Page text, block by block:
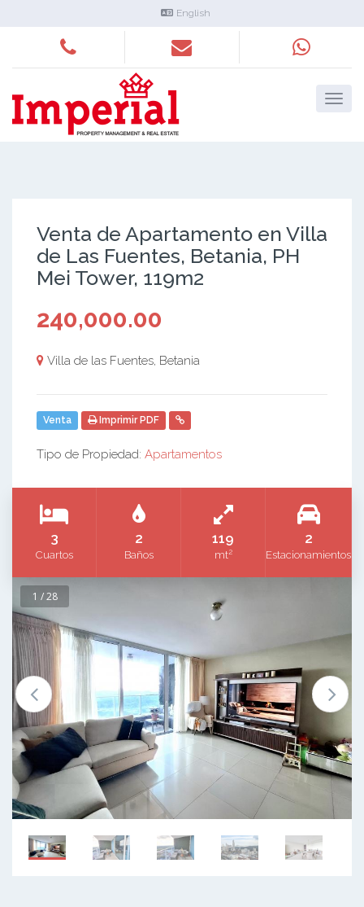
English
Venta de Apartamento en Villa
de Las Fuentes, Betania, PH
Mei Tower, 119m2
240,000.00
Villa de las Fuentes, Betania
Venta Imprimir PDF
Tipo de Propiedad: Apartamentos
3
Cuartos
2
Baños
119
mt2
2
Estacionamientos
1 / 28